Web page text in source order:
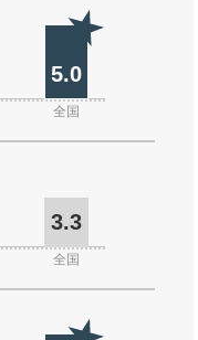
5.0
全国
3.3
全国